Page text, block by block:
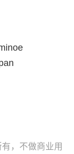
，不做商业用